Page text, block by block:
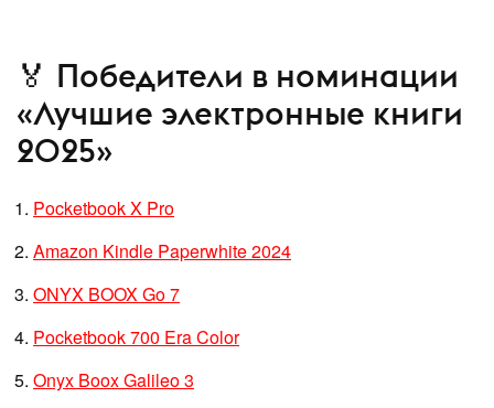
🏅 Победители в номинации
«Лучшие электронные книги
2025»
Pocketbook X Pro
Amazon Kindle Paperwhite 2024
ONYX BOOX Go 7
Pocketbook 700 Era Color
Onyx Boox Galileo 3